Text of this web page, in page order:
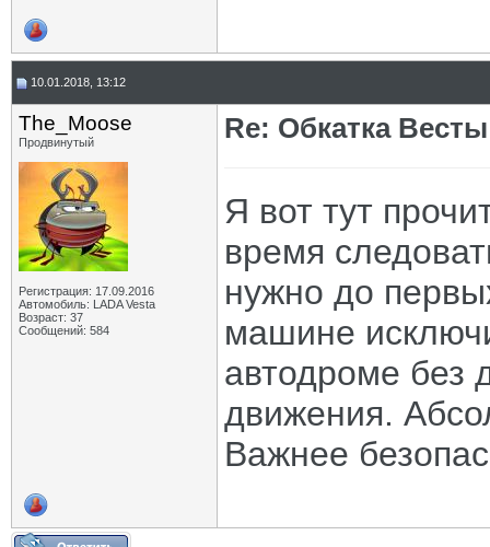
10.01.2018, 13:12
The_Moose
Продвинутый
Регистрация: 17.09.2016
Автомобиль: LADA Vesta
Возраст: 37
Сообщений: 584
Re: Обкатка Весты
Я вот тут
время
нужно до
машине
автодроме без
движения.
Важнее